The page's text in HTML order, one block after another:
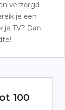
verzorgd
je een
je TV? Dan
100